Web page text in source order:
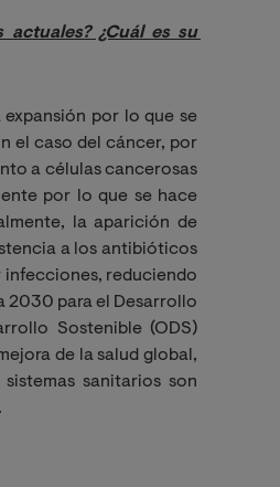
actuales? ¿Cuál es su
por lo que se
el caso del cáncer, por
a células cancerosas
por lo que se hace
la aparición de
a los antibióticos
infecciones, reduciendo
2030 para el Desarrollo
Sostenible (ODS)
de la salud global,
sanitarios son